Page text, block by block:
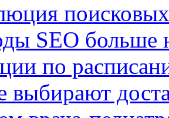
SEO больше
по
выбирают